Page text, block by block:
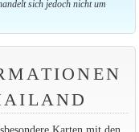
sich jedoch nicht um